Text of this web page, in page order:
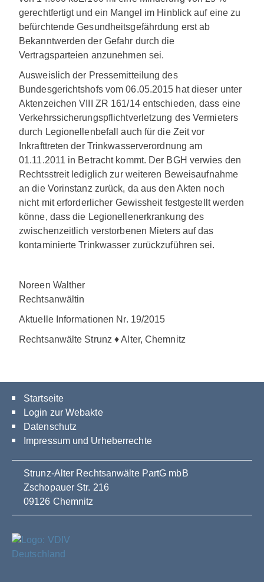
gerechtfertigt und ein Mangel im Hinblick auf eine zu
befürchtende Gesundheitsgefährdung erst ab
Bekanntwerden der Gefahr durch die
Vertragsparteien anzunehmen sei.
Ausweislich der Pressemitteilung des
Bundesgerichtshofs vom 06.05.2015 hat dieser unter
Aktenzeichen VIII ZR 161/14 entschieden, dass eine
Verkehrssicherungspflichtverletzung des Vermieters
durch Legionellenbefall auch für die Zeit vor
Inkrafttreten der Trinkwasserverordnung am
01.11.2011 in Betracht kommt. Der BGH verwies den
Rechtsstreit lediglich zur weiteren Beweisaufnahme
an die Vorinstanz zurück, da aus den Akten noch
nicht mit erforderlicher Gewissheit festgestellt werden
könne, dass die Legionellenerkrankung des
zwischenzeitlich verstorbenen Mieters auf das
kontaminierte Trinkwasser zurückzuführen sei.
Noreen Walther
Rechtsanwältin
Aktuelle Informationen Nr. 19/2015
Rechtsanwälte Strunz ♦ Alter, Chemnitz
Startseite
Login zur Webakte
Datenschutz
Impressum und Urheberrechte
Strunz-Alter Rechtsanwälte PartG mbB
Zschopauer Str. 216
09126 Chemnitz